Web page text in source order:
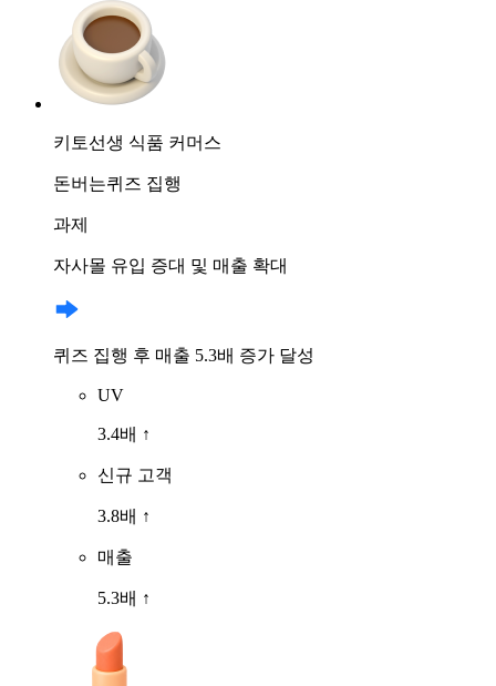
키토선생 식품 커머스
돈버는퀴즈 집행
과제
자사몰 유입 증대 및 매출 확대
퀴즈 집행 후 매출 5.3배 증가 달성
UV
3.4배 ↑
신규 고객
3.8배 ↑
매출
5.3배 ↑